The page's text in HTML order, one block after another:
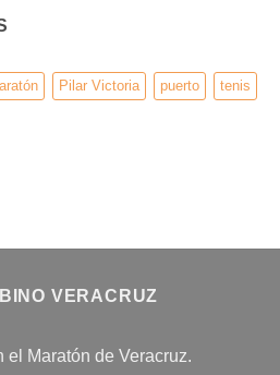
Pilar Victoria puerto tenis
VERACRUZ
el Maratón de Veracruz.